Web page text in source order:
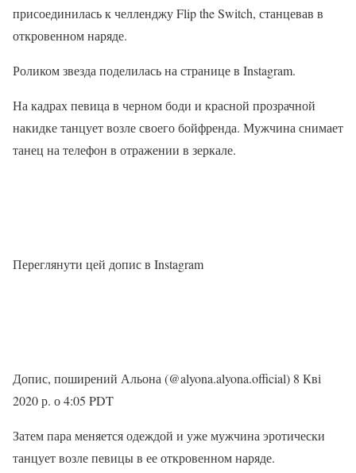
присоединилась к челленджу Flip the Switch, станцевав в
откровенном наряде.
Роликом звезда поделилась на странице в Instagram.
На кадрах певица в черном боди и красной прозрачной
накидке танцует возле своего бойфренда. Мужчина снимает
танец на телефон в отражении в зеркале.
Переглянути цей допис в Instagram
Допис, поширений Альона (@alyona.alyona.official) 8 Кві
2020 р. о 4:05 PDT
Затем пара меняется одеждой и уже мужчина эротически
танцует возле певицы в ее откровенном наряде.